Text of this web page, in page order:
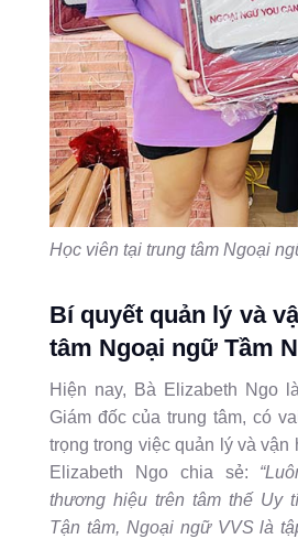
Học viên tại trung tâm Ngoại
Bí quyết quản lý và
tâm Ngoại ngữ Tầm
Hiện nay, Bà Elizabeth Ngo
Giám đốc của trung tâm, có
trọng trong việc quản lý và vận
Elizabeth Ngo chia sẻ:
thương hiệu trên tâm thế Uy
Tận tâm, Ngoại ngữ VVS là